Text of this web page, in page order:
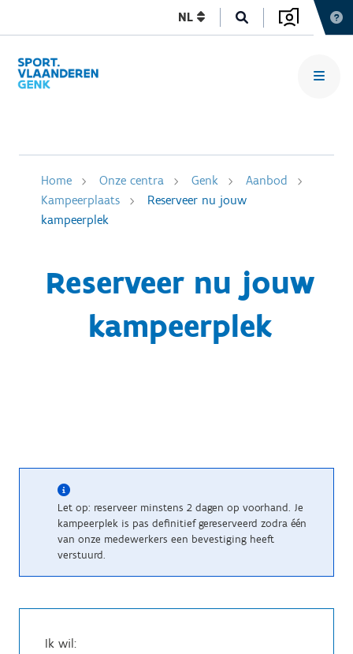
NL
Home Onze centra Genk
Aanbod
Kampeerplaats
Reserveer nu jouw
kampeerplek
Reserveer nu jouw
kampeerplek
Let op: reserveer minstens 2 dagen op voorhand. Je
kampeerplek is pas definitief gereserveerd zodra één
van onze medewerkers een bevestiging heeft
verstuurd.
Ik wil: